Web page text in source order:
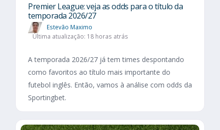
Premier League: veja as odds para o título da
temporada 2026/27
Estevão Maximo
Última atualização: 18 horas atrás
A temporada 2026/27 já tem times despontando
como favoritos ao título mais importante do
futebol inglês. Então, vamos à análise com odds da
Sportingbet.